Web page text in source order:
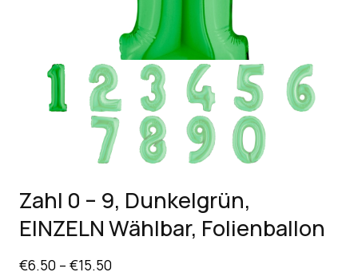
Zahl 0 – 9, Dunkelgrün,
EINZELN Wählbar, Folienballon
€6.50 – €15.50